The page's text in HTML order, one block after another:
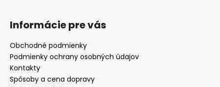
Informácie pre vás
Obchodné podmienky
Podmienky ochrany osobných údajov
Kontakty
Spôsoby a cena dopravy